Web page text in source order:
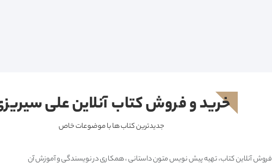
خرید و فروش کتاب آنلاین علی
جدیدترین کتاب ها با موضوعات خاص
فروش آنلاین کتاب، تهیه پیش نویس متون داستانی ، همکاری در نویسندگی و آموزش آن